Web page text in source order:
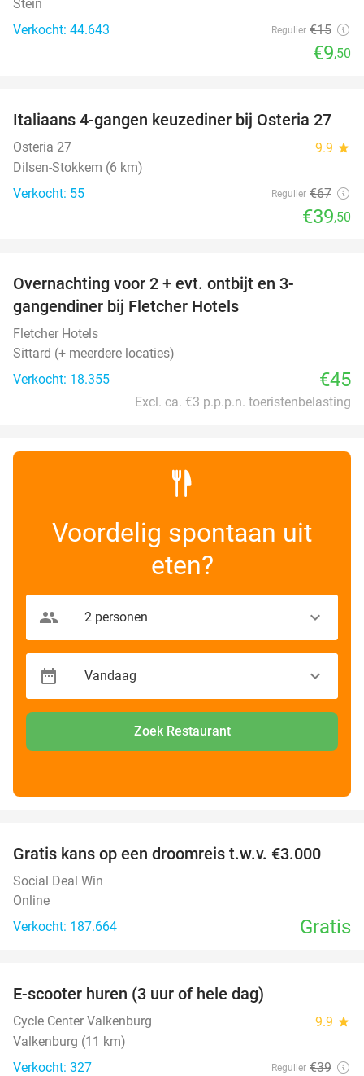
Stein
Verkocht: 44.643
Regulier €15
€9,50
41%
Italiaans 4-gangen keuzediner bij Osteria 27
Osteria 27 9.9 star
Dilsen-Stokkem (6 km)
Verkocht: 55
Regulier €67
€39,50
Overnachting voor 2 + evt. ontbijt en 3-
gangendiner bij Fletcher Hotels
Fletcher Hotels
Sittard (+ meerdere locaties)
Verkocht: 18.355
€45
Excl. ca. €3 p.p.p.n. toeristenbelasting
Voordelig spontaan uit
eten?
Zoek Restaurant
Gratis kans op een droomreis t.w.v. €3.000
Social Deal Win
Online
Verkocht: 187.664
Gratis
E-scooter huren (3 uur of hele dag)
Cycle Center Valkenburg 9.9 star
Valkenburg (11 km)
Verkocht: 327
Regulier €39